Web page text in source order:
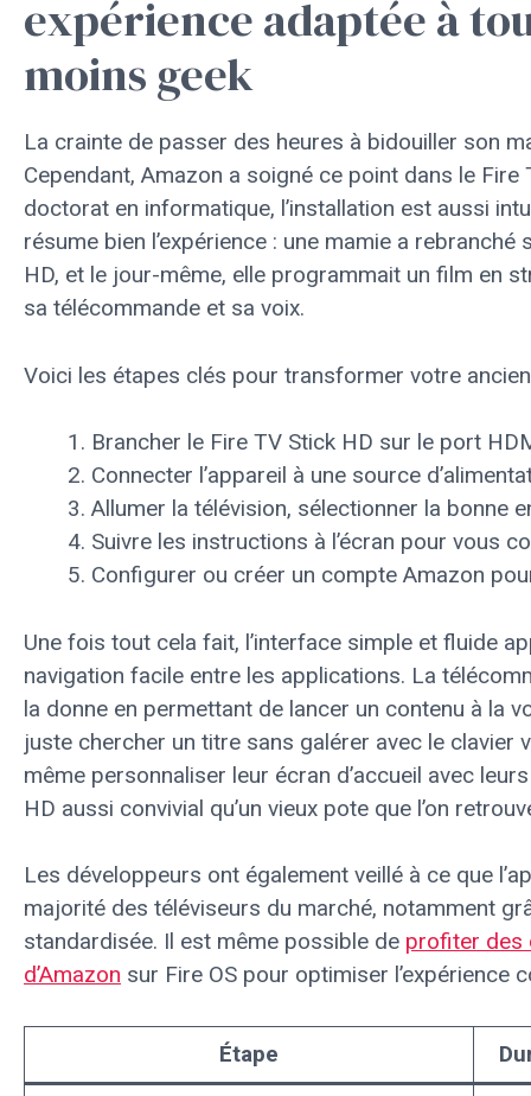
expérience adaptée à
moins geek
La crainte de passer des heures à bidouiller son
Cependant, Amazon a soigné ce point dans le Fire
doctorat en informatique, l’installation est aussi
résume bien l’expérience : une mamie a rebranché
HD, et le jour-même, elle programmait un film en
sa télécommande et sa voix.
Voici les étapes clés pour transformer votre
Brancher le Fire TV Stick HD sur le port
Connecter l’appareil à une source
Allumer la télévision, sélectionner la bonne
Suivre les instructions à l’écran pour vous
Configurer ou créer un compte Amazon
Une fois tout cela fait, l’interface simple et fluide
navigation facile entre les applications. La
la donne en permettant de lancer un contenu à la
juste chercher un titre sans galérer avec le clavier
même personnaliser leur écran d’accueil avec
HD aussi convivial qu’un vieux pote que l’on
Les développeurs ont également veillé à ce que
majorité des téléviseurs du marché, notamment
standardisée. Il est même possible de profiter des
d’Amazon sur Fire OS pour optimiser l’expérience
Étape